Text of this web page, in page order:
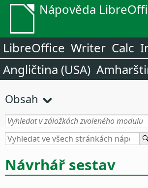
Nápověda
LibreOffice Writer Calc
Angličtina (USA)
Obsah
Návrhář sestav